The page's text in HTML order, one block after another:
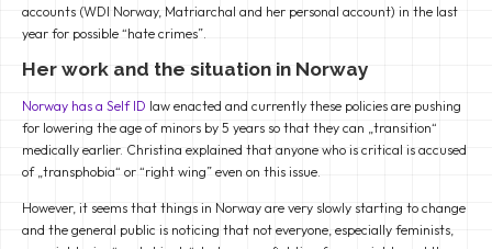
accounts (WDI Norway, Matriarchal and her personal account) in the last
year for possible “hate crimes”.
Her work and the situation in Norway
Norway has a Self ID law enacted and currently these policies are pushing
for lowering the age of minors by 5 years so that they can „transition“
medically earlier. Christina explained that anyone who is critical is accused
of „transphobia“ or “right wing” even on this issue.
However, it seems that things in Norway are very slowly starting to change
and the general public is noticing that not everyone, especially feminists,